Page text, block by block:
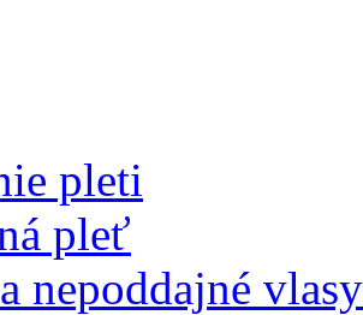
pleti
pleť
nepoddajné vlasy